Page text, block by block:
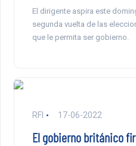
El dirigente aspira este
segunda vuelta de las
que le permita ser gobierno.
RFI 17-06-2022
El gobierno británico